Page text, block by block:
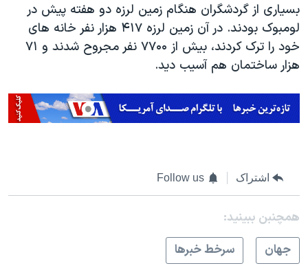
سفر پرزیدنت ترامپ به چین
بسیاری از گردشگران هنگام زمین لرزه دو هفته پیش در
لومبوک بودند. در آن زمین لرزه ۴۱۷ هزار نفر خانه های
خود را ترک کردند، بیش از ۷۷۰۰ نفر مجروح شدند و ۷۱
هزار ساختمان هم آسیب دید.
اشتراک Follow us
همچنبن ببینید:
جهان
سرخط خبرها